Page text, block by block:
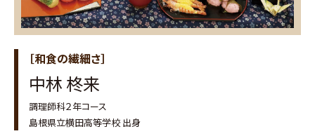
［和食の繊細さ］
中林 柊来
調理師科２年コース
島根県立横田高等学校 出身